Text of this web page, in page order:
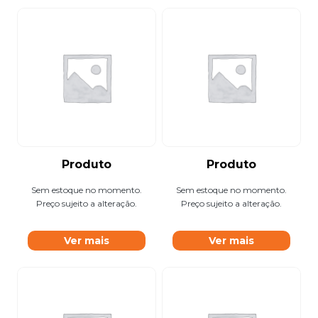
Produto
Sem estoque no momento.
Preço sujeito a alteração.
Ver mais
Produto
Sem estoque no momento.
Preço sujeito a alteração.
Ver mais